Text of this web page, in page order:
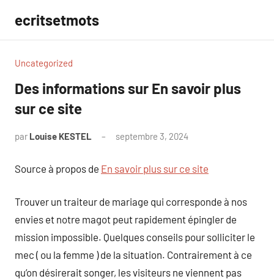
contenu
ecritsetmots
Uncategorized
Des informations sur En savoir plus
sur ce site
par Louise KESTEL septembre 3, 2024
Source à propos de En savoir plus sur ce site
Trouver un traiteur de mariage qui corresponde à nos
envies et notre magot peut rapidement épingler de
mission impossible. Quelques conseils pour solliciter le
mec ( ou la femme ) de la situation. Contrairement à ce
qu’on désirerait songer, les visiteurs ne viennent pas